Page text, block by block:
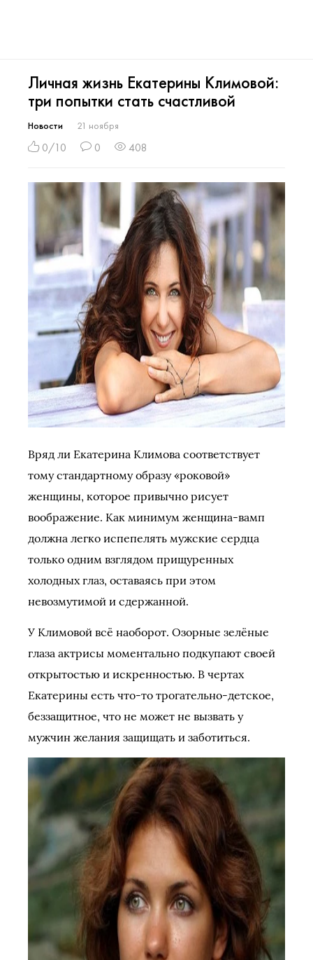
Личная жизнь Екатерины Климовой:
три попытки стать счастливой
Новости 21 ноября
0/10 0 408
Вряд ли Екатерина Климова соответствует
тому стандартному образу «роковой»
женщины, которое привычно рисует
воображение. Как минимум женщина-вамп
должна легко испепелять мужские сердца
только одним взглядом прищуренных
холодных глаз, оставаясь при этом
невозмутимой и сдержанной.
У Климовой всё наоборот. Озорные зелёные
глаза актрисы моментально подкупают своей
открытостью и искренностью. В чертах
Екатерины есть что-то трогательно-детское,
беззащитное, что не может не вызвать у
мужчин желания защищать и заботиться.